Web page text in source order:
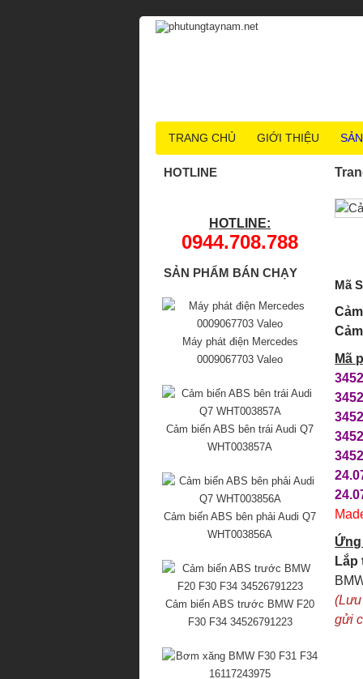
Mã
Mã
Lắp
gửi
HOTLINE
HOTLINE:
0944.708.788
SẢN PHẨM BÁN CHẠY
Máy phát điện Mercedes
0009067703 Valeo
Cảm biến ABS bên trái Audi Q7
WHT003857A
Cảm biến ABS bên phải Audi Q7
WHT003856A
Cảm biến ABS trước BMW F20
F30 F34 34526791223
TRANG CHỦ GIỚI THIỆU